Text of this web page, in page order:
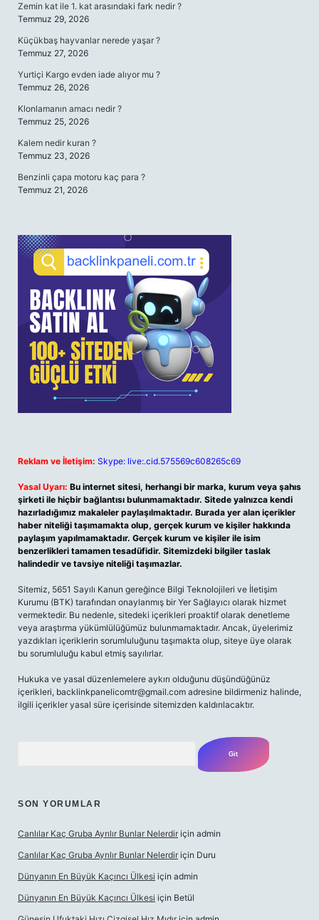
Zemin kat ile 1. kat arasındaki fark nedir ?
Temmuz 29, 2026
Küçükbaş hayvanlar nerede yaşar ?
Temmuz 27, 2026
Yurtiçi Kargo evden iade alıyor mu ?
Temmuz 26, 2026
Klonlamanın amacı nedir ?
Temmuz 25, 2026
Kalem nedir kuran ?
Temmuz 23, 2026
Benzinli çapa motoru kaç para ?
Temmuz 21, 2026
Reklam ve İletişim: Skype: live:.cid.575569c608265c69
Yasal Uyarı: Bu internet sitesi, herhangi bir marka, kurum veya şahıs
şirketi ile hiçbir bağlantısı bulunmamaktadır. Sitede yalnızca kendi
hazırladığımız makaleler paylaşılmaktadır. Burada yer alan içerikler
haber niteliği taşımamakta olup, gerçek kurum ve kişiler hakkında
paylaşım yapılmamaktadır. Gerçek kurum ve kişiler ile isim
benzerlikleri tamamen tesadüfidir. Sitemizdeki bilgiler taslak
halindedir ve tavsiye niteliği taşımazlar.
Sitemiz, 5651 Sayılı Kanun gereğince Bilgi Teknolojileri ve İletişim
Kurumu (BTK) tarafından onaylanmış bir Yer Sağlayıcı olarak hizmet
vermektedir. Bu nedenle, sitedeki içerikleri proaktif olarak denetleme
veya araştırma yükümlülüğümüz bulunmamaktadır. Ancak, üyelerimiz
yazdıkları içeriklerin sorumluluğunu taşımakta olup, siteye üye olarak
bu sorumluluğu kabul etmiş sayılırlar.
Hukuka ve yasal düzenlemelere aykırı olduğunu düşündüğünüz
içerikleri, backlinkpanelicomtr@gmail.com adresine bildirmeniz halinde,
ilgili içerikler yasal süre içerisinde sitemizden kaldırılacaktır.
SON YORUMLAR
Canlılar Kaç Gruba Ayrılır Bunlar Nelerdir için admin
Canlılar Kaç Gruba Ayrılır Bunlar Nelerdir için Duru
Dünyanın En Büyük Kaçıncı Ülkesi için admin
Dünyanın En Büyük Kaçıncı Ülkesi için Betül